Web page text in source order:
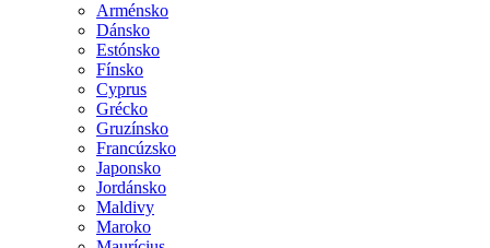
Arménsko
Dánsko
Estónsko
Fínsko
Cyprus
Grécko
Gruzínsko
Francúzsko
Japonsko
Jordánsko
Maldivy
Maroko